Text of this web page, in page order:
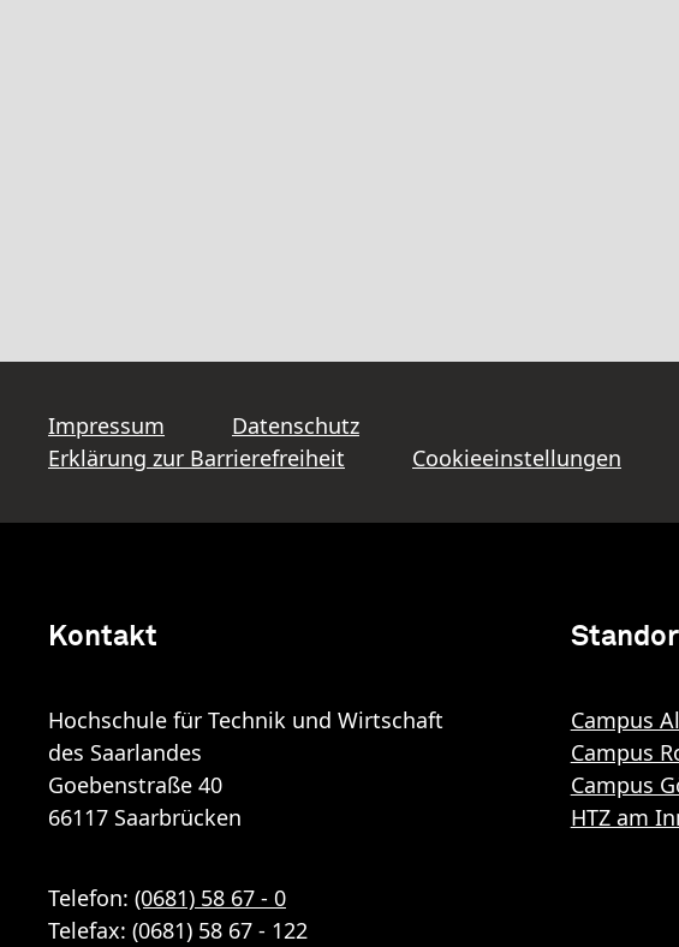
Impressum
Datenschutz
Erklärung zur Barrierefreiheit
Cookieeinstellungen
Kontakt
Hochschule für Technik und Wirtschaft
des Saarlandes
Goebenstraße 40
66117 Saarbrücken
Telefon: (0681) 58 67 - 0
Telefax: (0681) 58 67 - 122
Campus
Campus
Campus
HTZ am